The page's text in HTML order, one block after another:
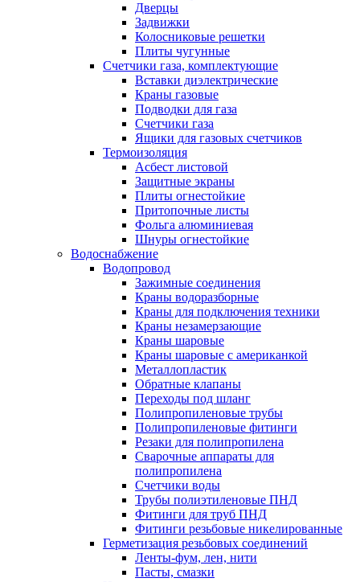
Дверцы
Задвижки
Колосниковые решетки
Плиты чугунные
Счетчики газа, комплектующие
Вставки диэлектрические
Краны газовые
Подводки для газа
Счетчики газа
Ящики для газовых счетчиков
Термоизоляция
Асбест листовой
Защитные экраны
Плиты огнестойкие
Притопочные листы
Фольга алюминиевая
Шнуры огнестойкие
Водоснабжение
Водопровод
Зажимные соединения
Краны водоразборные
Краны для подключения техники
Краны незамерзающие
Краны шаровые
Краны шаровые с американкой
Металлопластик
Обратные клапаны
Переходы под шланг
Полипропиленовые трубы
Полипропиленовые фитинги
Резаки для полипропилена
Сварочные аппараты для
полипропилена
Счетчики воды
Трубы полиэтиленовые ПНД
Фитинги для труб ПНД
Фитинги резьбовые никелированные
Герметизация резьбовых соединений
Ленты-фум, лен, нити
Пасты, смазки